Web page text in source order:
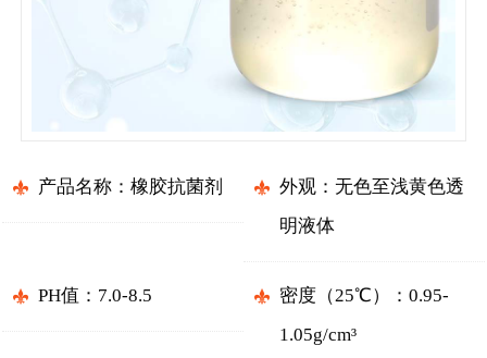
产品名称：橡胶抗菌剂
外观：无色至浅黄色透
明液体
PH值：7.0-8.5
密度（25℃）：0.95-
1.05g/cm³